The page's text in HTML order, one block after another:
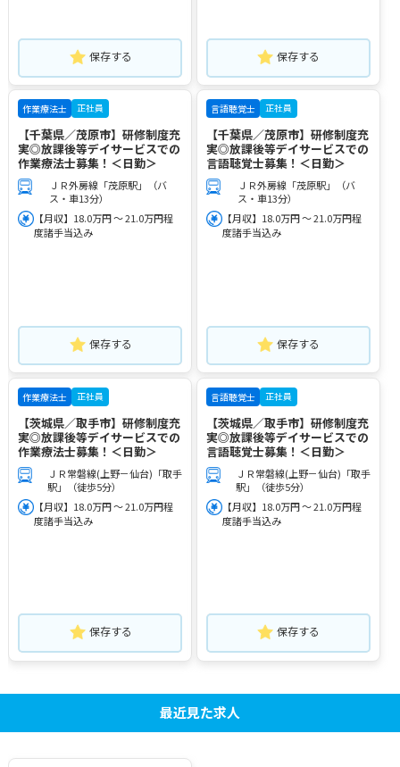
保存する 保存する
作業療法士 正社員
【千葉県／茂原市】研修制度充
実◎放課後等デイサービスでの
作業療法士募集！＜日勤＞
ＪＲ外房線「茂原駅」（バ
ス・車13分）
【月収】18.0万円 ～ 21.0万円程
度諸手当込み
保存する
言語聴覚士 正社員
【千葉県／茂原市】研修制度充
実◎放課後等デイサービスでの
言語聴覚士募集！＜日勤＞
ＪＲ外房線「茂原駅」（バ
ス・車13分）
【月収】18.0万円 ～ 21.0万円程
度諸手当込み
保存する
作業療法士 正社員
【茨城県／取手市】研修制度充
実◎放課後等デイサービスでの
作業療法士募集！＜日勤＞
ＪＲ常磐線(上野－仙台)「取手
駅」（徒歩5分）
【月収】18.0万円 ～ 21.0万円程
度諸手当込み
保存する
言語聴覚士 正社員
【茨城県／取手市】研修制度充
実◎放課後等デイサービスでの
言語聴覚士募集！＜日勤＞
ＪＲ常磐線(上野－仙台)「取手
駅」（徒歩5分）
【月収】18.0万円 ～ 21.0万円程
度諸手当込み
保存する
最近見た求人